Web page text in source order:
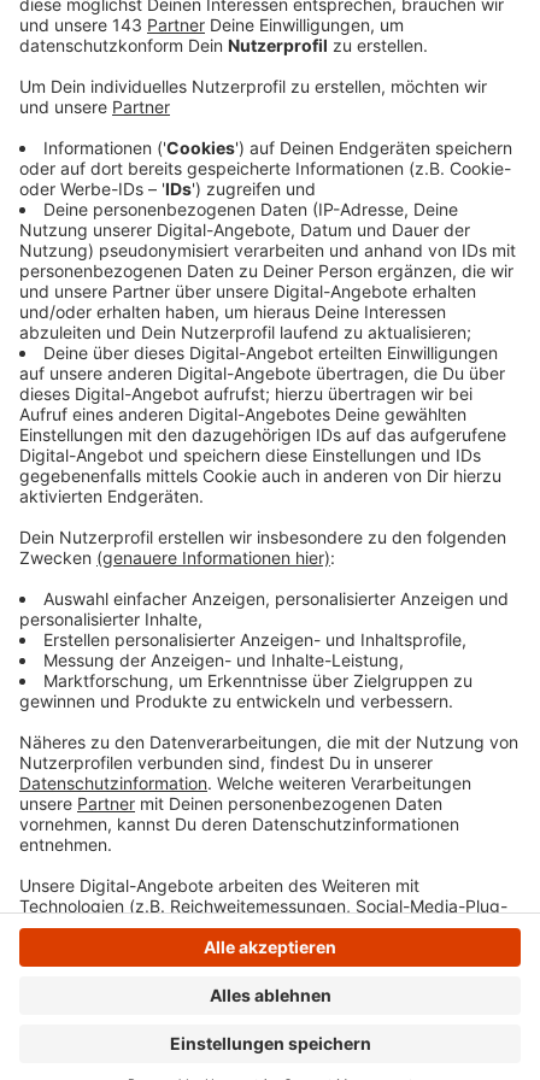
laufen auch bei uns Veranstaltungen. Heute zum
Tag gegen Rassismus lädt zum Beispiel der
Integrationsrat der Stadt Wetter ein. Seit 17:00
Uhr stellt der Rat im Stadtsaal sich und seine
Arbeit vor. Die Gäste können mit dem
Integrationsrat ins Gespräch kommen, und selbst
ihre Ideen und Vorstellungen zum Thema
Integration darlegen. Nebenher erwartet die
Besucherinnen und Besucher ein ansprechendes
Rahmenprogramm.
Veröffentlicht:Dienstag, 21.03.2023 17:05
Anzeige
Morgen (22.03.) stehen die meisten Aktionen auf dem
"Respekt ist..." werden prämiert und für Kinder stehen
Bastel-, Mal- und Spieleaktionen auf der Agenda. Das
komplette Programm ist auf der Internetseite der
Stadt Wetter zu finden.
Anzeige